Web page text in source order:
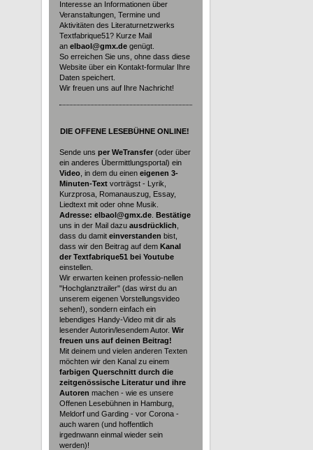
Interesse an Informationen über
Veranstaltungen, Termine und
Aktivitäten des Literaturnetzwerks
Textfabrique51? Kurze Mail
an elbaol@gmx.de genügt.
So erreichen Sie uns, ohne dass diese
Website über ein Kontakt-formular Ihre
Daten speichert.
Wir freuen uns auf Ihre Nachricht!
DIE OFFENE LESEBÜHNE ONLINE!
Sende uns per WeTransfer (oder über
ein anderes Übermittlungsportal) ein
Video , in dem du einen eigenen 3-
Minuten-Text vorträgst - Lyrik,
Kurzprosa, Romanauszug, Essay,
Liedtext mit oder ohne Musik.
Adresse: elbaol@gmx.de Bestätige
uns in der Mail dazu ausdrücklich
dass du damit einverstanden bist,
dass wir den Beitrag auf dem Kanal
der Textfabrique51 bei Youtube
einstellen.
Wir erwarten keinen professio-nellen
"Hochglanztrailer" (das wirst du an
unserem eigenen Vorstellungsvideo
sehen!), sondern einfach ein
lebendiges Handy-Video mit dir als
lesender Autorin/lesendem Autor. Wir
freuen uns auf deinen Beitrag!
Mit deinem und vielen anderen Texten
möchten wir den Kanal zu einem
farbigen Querschnitt durch die
zeitgenössische Literatur und ihre
Autoren machen - wie es unsere
Offenen Lesebühnen in Hamburg,
Meldorf und Garding - vor Corona -
auch waren (und hoffentlich
irgednwann einmal wieder sein
werden)!